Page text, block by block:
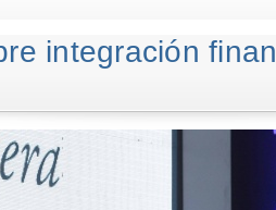
integración